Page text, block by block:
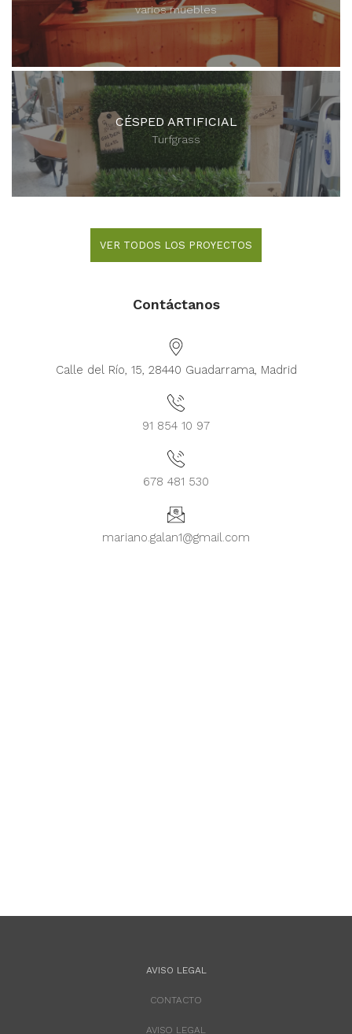
varios muebles
CÉSPED ARTIFICIAL
Turfgrass
VER TODOS LOS PROYECTOS
Contáctanos
Calle del Río, 15, 28440 Guadarrama, Madrid
91 854 10 97
678 481 530
mariano.galan1@gmail.com
AVISO LEGAL
CONTACTO
AVISO LEGAL